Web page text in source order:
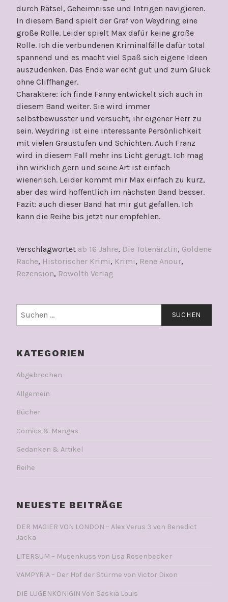
durch Rätsel, Geheimnisse und Intrigen navigieren.
In diesem Band spielt der Graf von Weydring eine
große Rolle. Leider spielt Max dafür keine große
Rolle. Ich die verbundenen Kriminalfälle dafür total
spannend und es macht viel Spaß sich eigene Ideen
auszudenken. Das Ende war echt gut und zum Glück
ohne Cliffhanger.
Charaktere: ich finde Fanny entwickelt sich auch in
diesem Band weiter. Sie wird immer
selbstbewusster und versucht, ihr eigener Herr zu
sein. Weydring ist eine interessante Persönlichkeit
mit vielen Graustufen und Schichten. Auch Franz
wird in diesem Fall mehr ins Licht gerügt. Ich mag
ihn wirklich gern und seine Art ist einfach
wienerisch. Leider kommt mir Max einfach zu kurz,
aber das wird hoffentlich im nächsten Band besser.
Fazit: auch dieser Band hat mir gut gefallen. Ich
kann die Reihe bis jetzt nur empfehlen.
Verschlagwortet ab 16 Jahre, Die Totenärztin, Goldene
Rache, Historischer Krimi, Krimi, Rene Anour,
Rezension, Rowolth Verlag
nach:
KATEGORIEN
Abgebrochen
Allgemein
Bücher
Comics & Mangas
Gedanken & Artikel
Reihe
NEUESTE BEITRÄGE
DER MAGIER VON LONDON – Alex Verus 3 von Benedict
Jacka
LITERSUM – Musenkuss von Lisa Rosenbecker
VAMPYRIA – Der Hof der Stürme von Victor Dixon
DIE LÜGENKÖNIGIN Von Saskia Louis